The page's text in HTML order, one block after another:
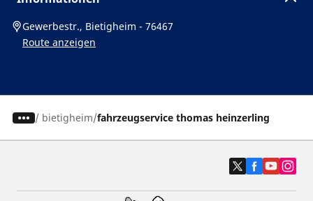
Gewerbestr., Bietigheim - 76467
Route anzeigen
/ bietigheim fahrzeugservice thomas heinzerling